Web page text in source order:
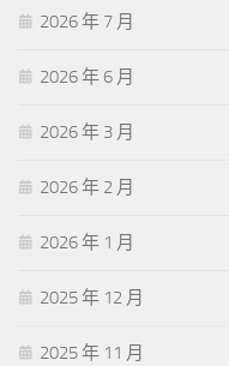
2026 年 7 月
2026 年 6 月
2026 年 3 月
2026 年 2 月
2026 年 1 月
2025 年 12 月
2025 年 11 月